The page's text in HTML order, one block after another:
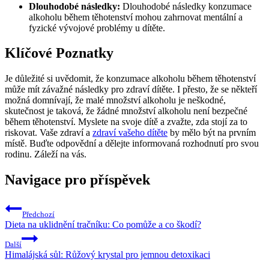
Dlouhodobé následky: Dlouhodobé následky konzumace
alkoholu během těhotenství mohou zahrnovat mentální a
fyzické vývojové problémy u dítěte.
Klíčové Poznatky
Je důležité si uvědomit, že konzumace alkoholu během těhotenství
může mít závažné následky pro zdraví dítěte. I přesto, že se někteří
možná domnívají, že malé množství alkoholu je neškodné,
skutečnost je taková, že žádné množství alkoholu není bezpečné
během těhotenství. Myslete na svoje dítě a zvažte, zda stojí za to
riskovat. Vaše zdraví a zdraví vašeho dítěte by mělo být na prvním
místě. Buďte odpovědní a dělejte informovaná rozhodnutí pro svou
rodinu. Záleží na vás.
Navigace pro příspěvek
Předchozí
Dieta na uklidnění tračníku: Co pomůže a co škodí?
Další
Himalájská sůl: Růžový krystal pro jemnou detoxikaci